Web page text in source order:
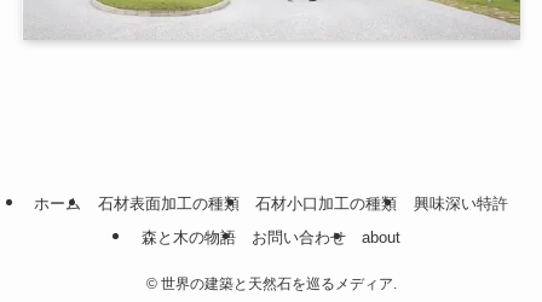
ホーム 石材表面加工の種類 石材小口加工の種類
興味深い特許
森と木の物語
お問い合わせ about
©世界の建築と天然石を巡るメディア.